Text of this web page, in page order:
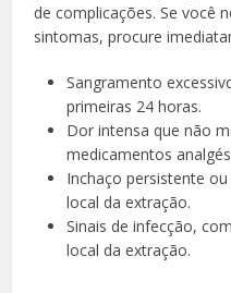
de complicações. Se você
sintomas, procure
Sangramento
primeiras 24 horas.
Dor intensa que não
medicamentos
Inchaço persistente
local da extração.
Sinais de infecção,
local da extração.